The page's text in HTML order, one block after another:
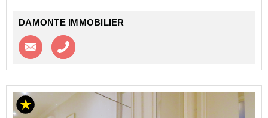
DAMONTE IMMOBILIER
Contacter l'agence